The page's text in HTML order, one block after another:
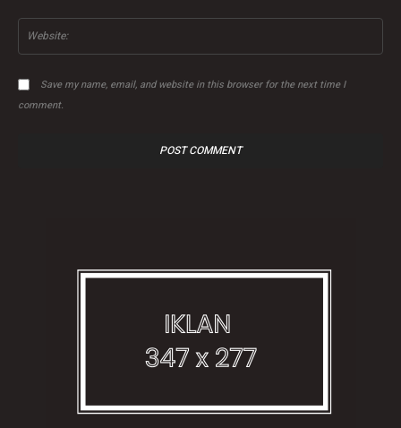
Save my name, email, and website in this browser for the next time I
comment.